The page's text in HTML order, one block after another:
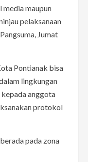
maupun
pelaksanaan
Jumat
Pontianak bisa
lingkungan
anggota
protokol
pada zona